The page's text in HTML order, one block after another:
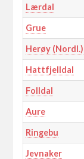
Lærdal
Grue
Herøy (Nordl.)
Hattfjelldal
Folldal
Aure
Ringebu
Jevnaker